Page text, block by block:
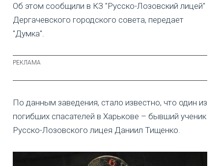
Об этом сообщили в КЗ "Русско-Лозовский лицей"
Дергачевского городского совета, передает
"Думка".
По данным заведения, стало известно, что один из
погибших спасателей в Харькове – бывший ученик
Русско-Лозовского лицея Даниил Тищенко.